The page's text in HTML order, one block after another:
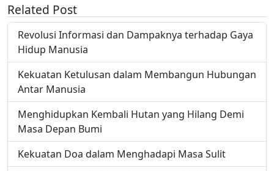
Related Post
Revolusi Informasi dan Dampaknya terhadap Gaya
Hidup Manusia
Kekuatan Ketulusan dalam Membangun Hubungan
Antar Manusia
Menghidupkan Kembali Hutan yang Hilang Demi
Masa Depan Bumi
Kekuatan Doa dalam Menghadapi Masa Sulit